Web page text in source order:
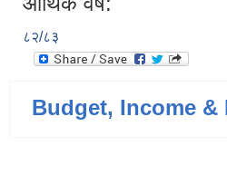
८२/८३
Budget, Income &